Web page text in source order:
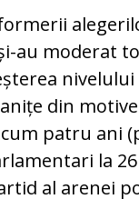
au moderat
din
patru ani
la
al arenei